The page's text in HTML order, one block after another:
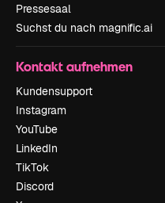
Pressesaal
Suchst du nach magnific.ai
Kontakt aufnehmen
Kundensupport
Instagram
YouTube
LinkedIn
TikTok
Discord